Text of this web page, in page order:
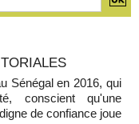
Sénégal en 2016, qui
conscient qu'une
de confiance joue